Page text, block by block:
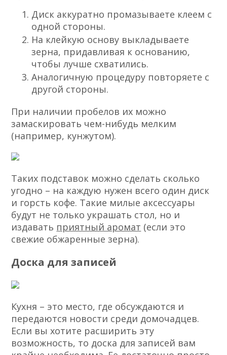
Диск аккуратно промазываете клеем с
одной стороны.
На клейкую основу выкладываете
зерна, придавливая к основанию,
чтобы лучше схватились.
Аналогичную процедуру повторяете с
другой стороны.
При наличии пробелов их можно
замаскировать чем-нибудь мелким
(например, кунжутом).
Таких подставок можно сделать сколько
угодно – на каждую нужен всего один диск
и горсть кофе. Такие милые аксессуары
будут не только украшать стол, но и
издавать приятный аромат (если это
свежие обжаренные зерна).
Доска для записей
Кухня – это место, где обсуждаются и
передаются новости среди домочадцев.
Если вы хотите расширить эту
возможность, то доска для записей вам